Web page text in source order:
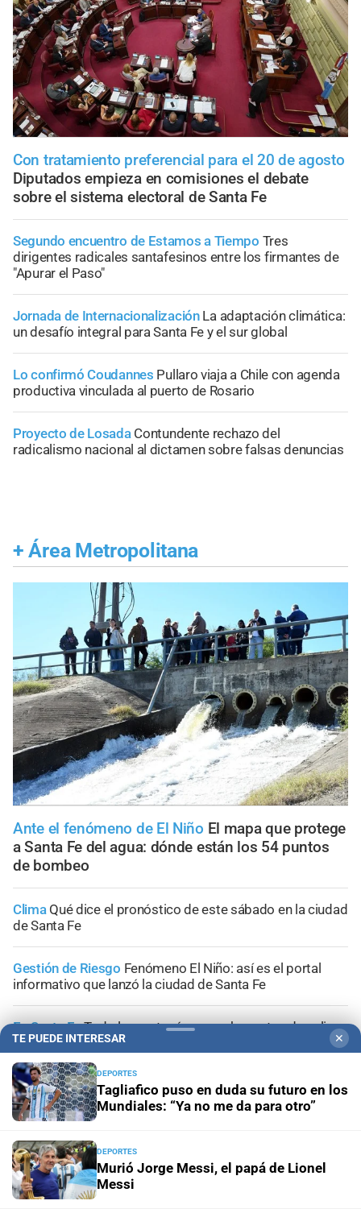
Con tratamiento preferencial para el 20 de agosto
Diputados empieza en comisiones el debate
sobre el sistema electoral de Santa Fe
Segundo encuentro de Estamos a Tiempo Tres
dirigentes radicales santafesinos entre los firmantes de
"Apurar el Paso"
Jornada de Internacionalización La adaptación climática:
un desafío integral para Santa Fe y el sur global
Lo confirmó Coudannes Pullaro viaja a Chile con agenda
productiva vinculada al puerto de Rosario
Proyecto de Losada Contundente rechazo del
radicalismo nacional al dictamen sobre falsas denuncias
+ Área Metropolitana
Ante el fenómeno de El Niño El mapa que protege
a Santa Fe del agua: dónde están los 54 puntos
de bombeo
Clima Qué dice el pronóstico de este sábado en la ciudad
de Santa Fe
Gestión de Riesgo Fenómeno El Niño: así es el portal
informativo que lanzó la ciudad de Santa Fe
En Santa FeTodo lo que tenés que saber antes de salir
de casa en Santa Fe este viernes 7 de agosto
Viernes 7 de agosto de 2026El tránsito en la provincia
de Santa Fe; la información minuto a minuto
+Sucesos
TE PUEDE INTERESAR ✕
DEPORTES
Tagliafico puso en duda su futuro en los
Mundiales: “Ya no me da para otro”
DEPORTES
Murió Jorge Messi, el papá de Lionel
Messi